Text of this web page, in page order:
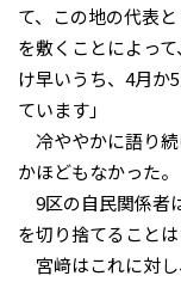
て、この地の代表
を敷くことによっ
け早いうち、4月か
ています」
冷ややかに語り
かほどもなかった。
9区の自民関係者
を切り捨てることは
宮﨑はこれに対し